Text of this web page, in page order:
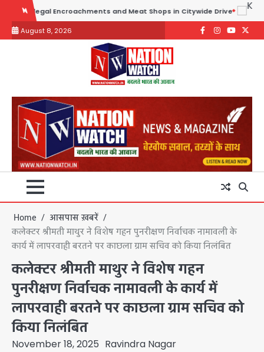
content
Encroachments and Meat Shops in Citywide Drive
August 8, 2026 FacebookInstagram
youtube
Home
आसपास ख़बरें
कलेक्‍टर श्रीमती माथुर ने विशेष गहन पुनरीक्षण निर्वाचक नामावली के
कार्य में लापरवाही बरतने पर काछला ग्राम सचिव को किया निलंबित
कलेक्‍टर श्रीमती माथुर ने विशेष गहन
पुनरीक्षण निर्वाचक नामावली के कार्य में
लापरवाही बरतने पर काछला ग्राम सचिव को
किया निलंबित
November 18, 2025 Ravindra Nagar